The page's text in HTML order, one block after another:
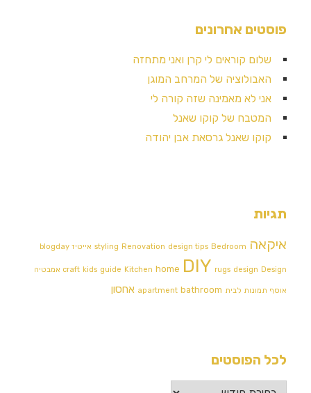
פוסטים אחרונים
שלום קוראים לי קרן ואני מתחזה
האבולוציה של המרחב המוגן
אני לא מאמינה שזה קורה לי
המטבח של קוקו שאנל
קוקו שאנל גרסאת אבן יהודה
תגיות
איקאה
styling Renovation design tips Bedroom אייטיז blogday
craft kids guide Kitchen home DIY rugs design Design אמבטיה
אוסף תמונות לבית apartment bathroom אחסון
לכל הפוסטים
לכל